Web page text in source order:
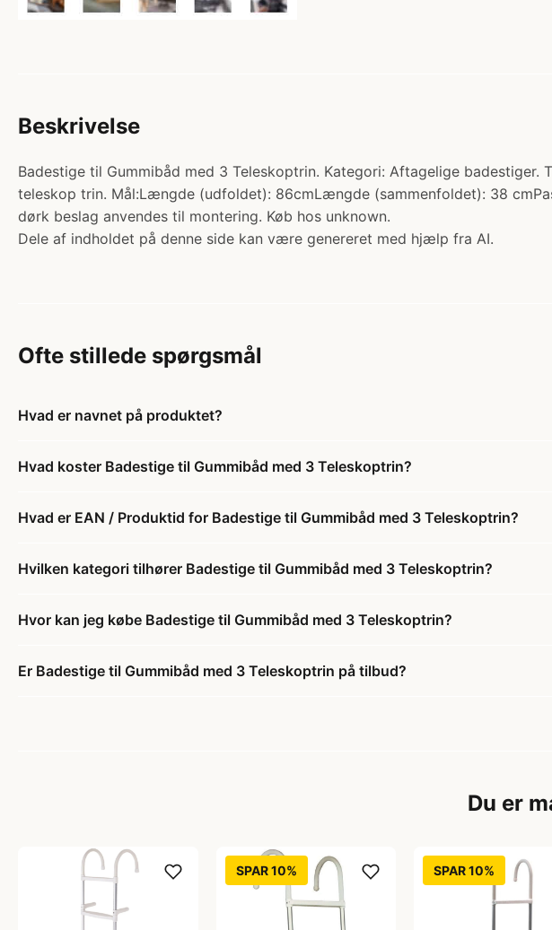
Beskrivelse
Badestige til Gummibåd med 3 Teleskoptrin. Kategori: Aftagelige badestiger.
teleskop trin. Mål:Længde (udfoldet): 86cmLængde (sammenfoldet): 38
dørk beslag anvendes til montering. Køb hos unknown.
Dele af indholdet på denne side kan være genereret med hjælp fra AI.
Ofte stillede spørgsmål
Hvad er navnet på produktet?
Hvad koster Badestige til Gummibåd med 3 Teleskoptrin?
Hvad er EAN / Produktid for Badestige til Gummibåd med 3 Teleskoptrin?
Hvilken kategori tilhører Badestige til Gummibåd med 3 Teleskoptrin?
Hvor kan jeg købe Badestige til Gummibåd med 3 Teleskoptrin?
Er Badestige til Gummibåd med 3 Teleskoptrin på tilbud?
Du er
SPAR 10% SPAR 10%